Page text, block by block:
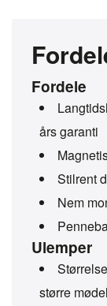
Fordele
års garanti
Stilrent
Nem
Ulemper
større